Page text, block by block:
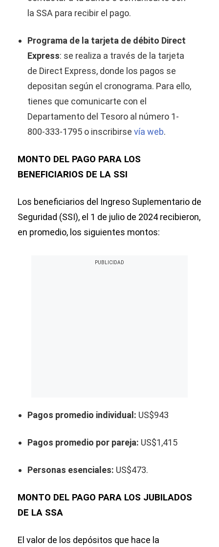
la SSA para recibir el pago.
Programa de la tarjeta de débito Direct
Express: se realiza a través de la tarjeta
de Direct Express, donde los pagos se
depositan según el cronograma. Para ello,
tienes que comunicarte con el
Departamento del Tesoro al número 1-
800-333-1795 o inscribirse vía web.
MONTO DEL PAGO PARA LOS
BENEFICIARIOS DE LA SSI
Los beneficiarios del Ingreso Suplementario de
Seguridad (SSI), el 1 de julio de 2024 recibieron,
en promedio, los siguientes montos:
Pagos promedio individual: US$943
Pagos promedio por pareja: US$1,415
Personas esenciales: US$473.
MONTO DEL PAGO PARA LOS JUBILADOS
DE LA SSA
El valor de los depósitos que hace la